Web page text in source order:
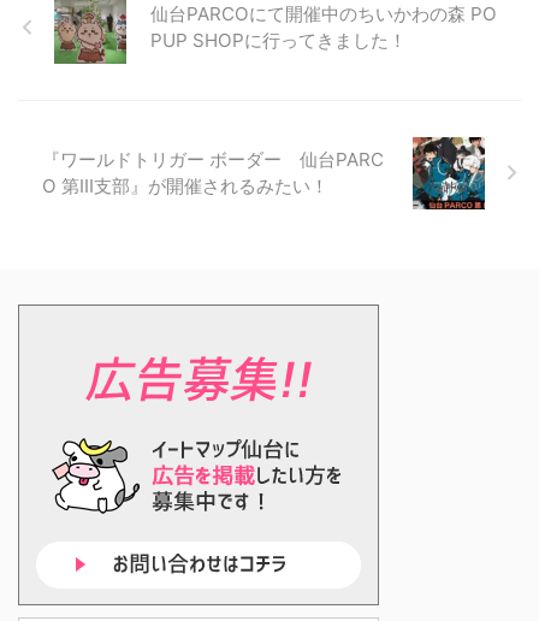
仙台PARCOにて開催中のちいかわの森 PO
PUP SHOPに行ってきました！
『ワールドトリガー ボーダー 仙台PARC
O 第Ⅲ支部』が開催されるみたい！